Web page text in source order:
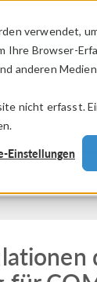
verwendet,
Browser-
anderen
nicht erfasst.
Einstellungen
PRODUKTE